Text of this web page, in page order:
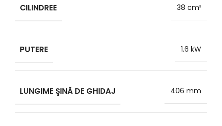
CILINDREE 38 cm³
PUTERE 1.6 kW
LUNGIME ŞINĂ DE GHIDAJ 406 mm